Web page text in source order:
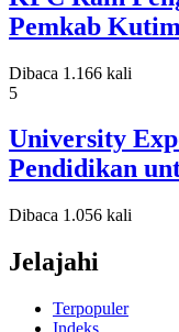
Pemkab Kutim
Dibaca 1.166 kali
5
University
Pendidikan
Dibaca 1.056 kali
Jelajahi
Terpopuler